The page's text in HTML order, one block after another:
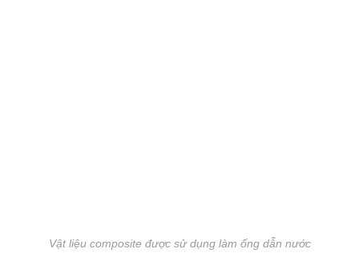
Vật liệu composite được sử dụng làm ống dẫn nước